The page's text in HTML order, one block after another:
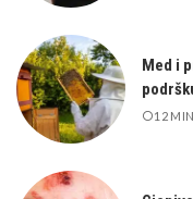
Med i
12